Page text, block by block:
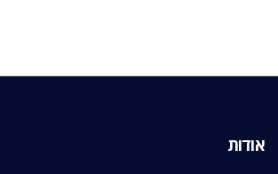
אודות